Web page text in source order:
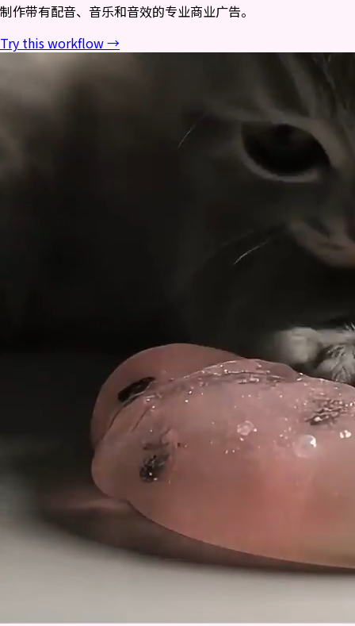
制作带有配音、音乐和音效的专业商业广告。
Try this workflow →